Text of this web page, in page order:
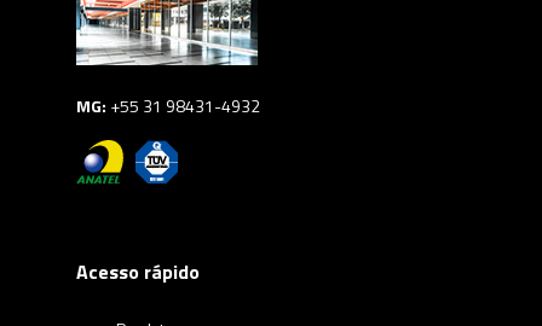
MG: +55 31 98431-4932
Acesso rápido